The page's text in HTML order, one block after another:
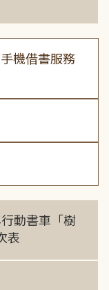
機借書服務
行動書車「樹
表